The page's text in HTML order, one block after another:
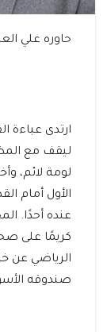
حاوره علي
ارتدى عباءة
ليقف مع
لومة لائم،
الأول أمام
عنده أحدًا.
كريمًا على
الرياضي عن
صندوقه